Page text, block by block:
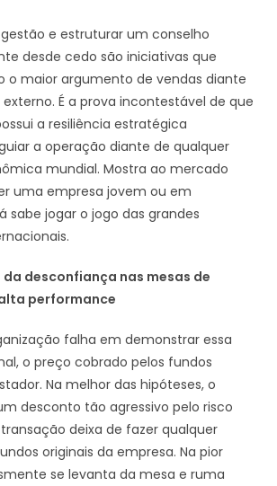
gestão e estruturar um conselho
desde cedo são iniciativas que
o maior argumento de vendas diante
É a prova incontestável de que
a resiliência estratégica
a operação diante de qualquer
mundial. Mostra ao mercado
uma empresa jovem ou em
sabe jogar o jogo das grandes
da desconfiança nas mesas de
performance
falha em demonstrar essa
o preço cobrado pelos fundos
Na melhor das hipóteses, o
desconto tão agressivo pelo risco
deixa de fazer qualquer
originais da empresa. Na pior
se levanta da mesa e ruma